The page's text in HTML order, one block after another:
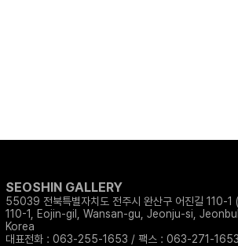
SEOSHIN GALLERY
55039 전북특별자치도 전주시 완산구 어진길 110-1
110-1, Eojin-gil, Wansan-gu, Jeonju-si,
Korea
대표전화 : 063-255-1653 / 팩스 : 063-271-1653